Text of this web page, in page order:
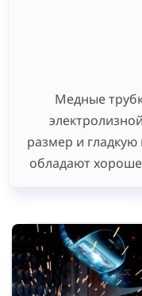
Медные
размер и
обладают